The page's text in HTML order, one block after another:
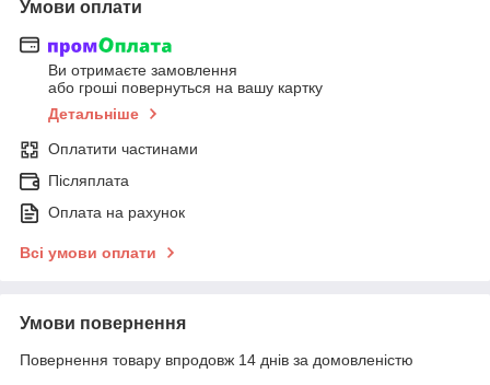
Умови оплати
Ви отримаєте замовлення
або гроші повернуться на вашу картку
Детальніше
Оплатити частинами
Післяплата
Оплата на рахунок
Всі умови оплати
Умови повернення
Повернення товару впродовж 14 днів за домовленістю